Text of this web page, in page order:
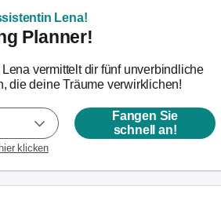
Lena!
Planner!
vermittelt dir fünf unverbindliche
die deine Träume verwirklichen!
hier klicken
Fangen Sie
schnell an!